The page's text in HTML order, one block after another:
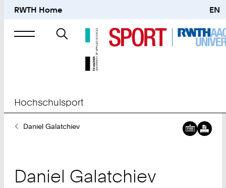
RWTH Home EN
Suche
nach
Hochschulsport
SieDaniel Galatchiev
Daniel Galatchiev